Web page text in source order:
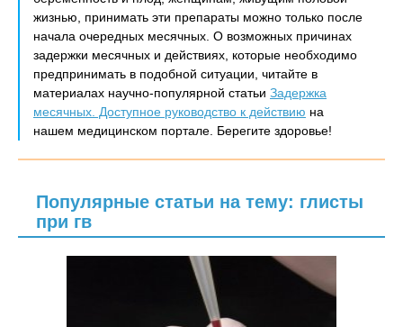
жизнью, принимать эти препараты можно только после
начала очередных месячных. О возможных причинах
задержки месячных и действиях, которые необходимо
предпринимать в подобной ситуации, читайте в
материалах научно-популярной статьи Задержка
месячных. Доступное руководство к действию на
нашем медицинском портале. Берегите здоровье!
Популярные статьи на тему: глисты
при гв